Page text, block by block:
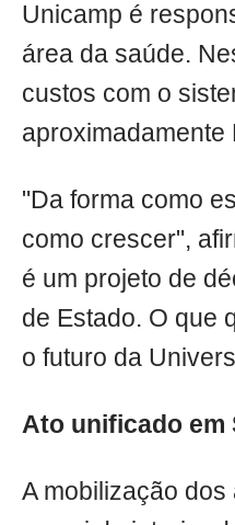
Unicamp é
área da saúde.
custos com o
aproximadamente
"Da forma como
como crescer",
é um projeto de
de Estado. O que
o futuro da
Ato unificado em
A mobilização